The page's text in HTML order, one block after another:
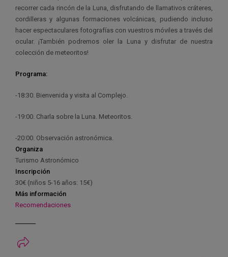
recorrer cada rincón de la Luna, disfrutando de llamativos cráteres,
cordilleras y algunas formaciones volcánicas, pudiendo incluso
hacer espectaculares fotografías con vuestros móviles a través del
ocular. ¡También podremos oler la Luna y disfrutar de nuestra
colección de meteoritos!
Programa:
-18:30. Bienvenida y visita al Complejo.
-19:00. Charla sobre la Luna. Meteoritos.
-20:00. Observación astronómica.
Organiza
Turismo Astronómico
Inscripción
30€ (niños 5-16 años: 15€)
Más información
Recomendaciones